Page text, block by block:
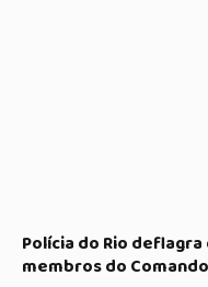
Polícia do Rio
membros do